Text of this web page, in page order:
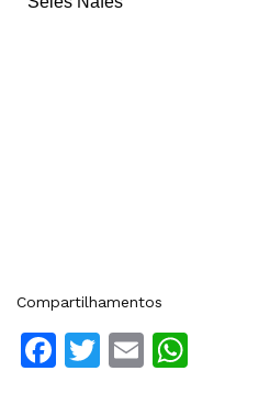
Compartilhamentos
Facebook
Twitter
Email